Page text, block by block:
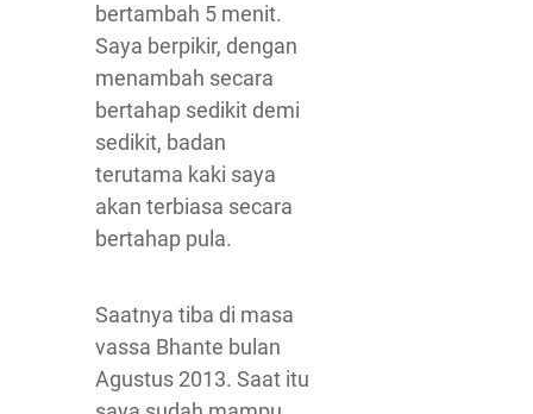
bertambah 5 menit.
Saya berpikir, dengan
menambah secara
bertahap sedikit demi
sedikit, badan
terutama kaki saya
akan terbiasa secara
bertahap pula.
Saatnya tiba di masa
vassa Bhante bulan
Agustus 2013. Saat itu